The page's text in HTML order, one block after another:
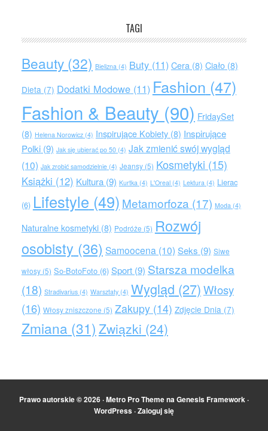
TAGI
Beauty(32) Bielizna(4) Buty(11) Cera(8) Ciało(8)
Dieta(7) Dodatki Modowe(11) Fashion (47)
Fashion & Beauty (90) FridaySet
(8) Helena Norowicz(4) Inspirujące Kobiety(8) Inspirujące
Polki(9) Jak się ubierać po 50(4) Jak zmienić swój wygląd
(10) Jak zrobić samodzielnie(4) Jeansy(5) Kosmetyki (15)
Książki (12) Kultura(9) Kurtka(4) L'Oreal(4) Lektura(4) Lierac
(6) Lifestyle (49) Metamorfoza (17) Moda(4)
Naturalne kosmetyki(8) Podróże (5) Rozwój
osobisty (36) Samoocena (10) Seks (9) Siwe
włosy(5) So-BotoFoto(6) Sport(9) Starsza modelka
(18) Stradivarius(4) Warsztaty(4) Wygląd (27)Włosy
(16) Włosy zniszczone (5) Zakupy(14) Zdjęcie Dnia(7)
Zmiana (31) Związki (24)
Prawo autorskie © 2026 ·Metro Pro ThemenaGenesis Framework ·
WordPress ·Zaloguj się